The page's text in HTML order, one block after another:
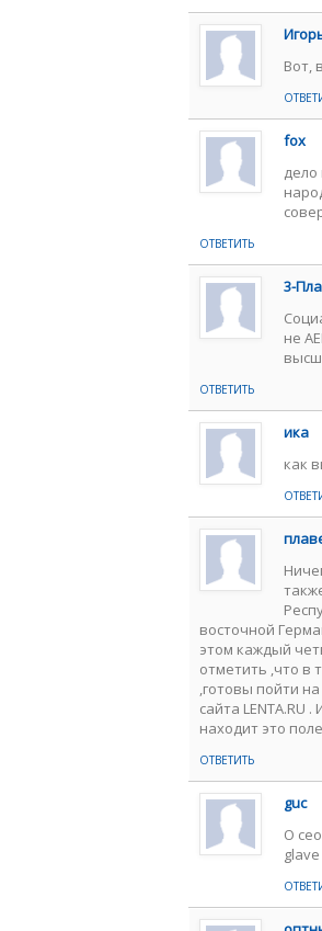
Вот,
fox
ОТВЕТИТЬ
3-
не
ОТВЕТИТЬ
ика
как
восточной
этом каждый
отметить ,что в
,готовы пойти
сайта
находит это
ОТВЕТИТЬ
guc
O